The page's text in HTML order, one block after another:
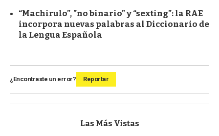
“Machirulo”, ”no binario” y “sexting”: la RAE
incorpora nuevas palabras al Diccionario de
la Lengua Española
¿Encontraste un error? Reportar
Las Más Vistas